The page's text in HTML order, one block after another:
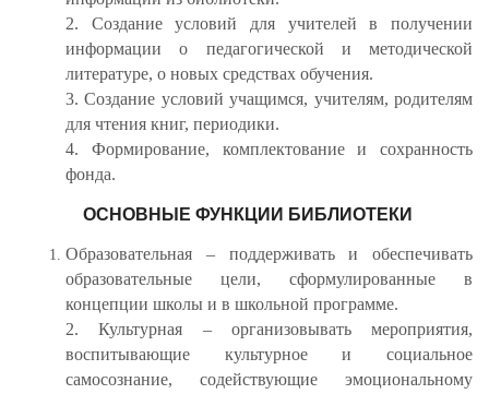
2. Создание условий для учителей в получении
информации о педагогической и методической
литературе, о новых средствах обучения.
3. Создание условий учащимся, учителям, родителям
для чтения книг, периодики.
4. Формирование, комплектование и сохранность
фонда.
ОСНОВНЫЕ ФУНКЦИИ БИБЛИОТЕКИ
Образовательная – поддерживать и обеспечивать
образовательные цели, сформулированные в
концепции школы и в школьной программе.
2. Культурная – организовывать мероприятия,
воспитывающие культурное и социальное
самосознание, содействующие эмоциональному